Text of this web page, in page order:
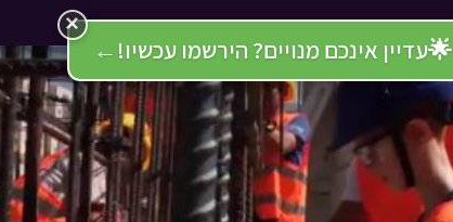
🌟עדיין אינכם מנויים? הירשמו עכשיו! ←
×